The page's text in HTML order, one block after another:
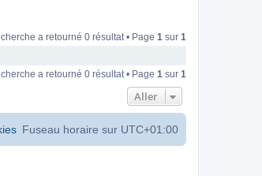
a retourné 0 résultat • Page 1 sur 1
a retourné 0 résultat • Page 1 sur 1
Aller
Fuseau horaire sur UTC+01:00